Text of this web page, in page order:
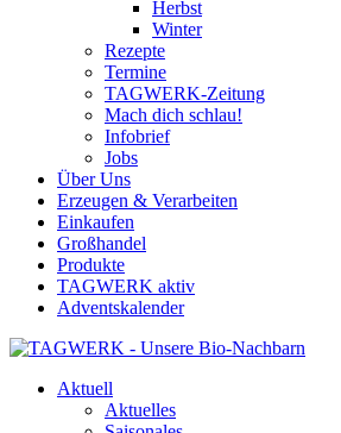
Herbst
Winter
Rezepte
Termine
TAGWERK-Zeitung
Mach dich schlau!
Infobrief
Jobs
Über Uns
Erzeugen & Verarbeiten
Einkaufen
Großhandel
Produkte
TAGWERK aktiv
Adventskalender
Aktuell
Aktuelles